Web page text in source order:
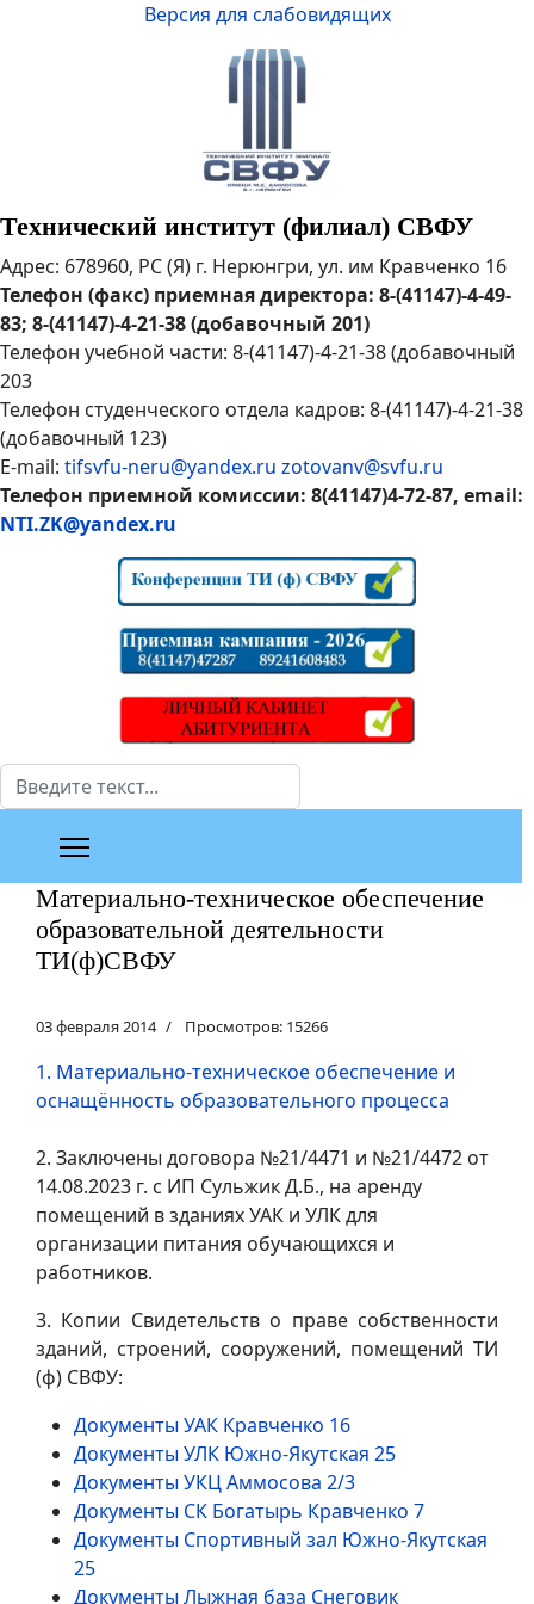
Версия для слабовидящих
Технический институт (филиал) СВФУ
Адрес: 678960, РС (Я) г. Нерюнгри, ул. им Кравченко 16
Телефон (факс) приемная директора: 8-(41147)-4-49-
83; 8-(41147)-4-21-38 (добавочный 201)
Телефон учебной части: 8-(41147)-4-21-38 (добавочный
203
Телефон студенческого отдела кадров: 8-(41147)-4-21-38
(добавочный 123)
E-mail: tifsvfu-neru@yandex.ru zotovanv@svfu.ru
Телефон приемной комиссии: 8(41147)4-72-87, email:
NTI.ZK@yandex.ru
Поиск
Материально-техническое обеспечение
образовательной деятельности
ТИ(ф)СВФУ
03 февраля 2014 Просмотров: 15266
1. Материально-техническое обеспечение и
оснащённость образовательного процесса
2. Заключены договора №21/4471 и №21/4472 от
14.08.2023 г. с ИП Сульжик Д.Б., на аренду
помещений в зданиях УАК и УЛК для
организации питания обучающихся и
работников.
3. Копии Свидетельств о праве собственности
зданий, строений, сооружений, помещений ТИ
(ф) СВФУ:
Документы УАК Кравченко 16
Документы УЛК Южно-Якутская 25
Документы УКЦ Аммосова 2/3
Документы СК Богатырь Кравченко 7
Документы Спортивный зал Южно-Якутская
25
Документы Лыжная база Снеговик